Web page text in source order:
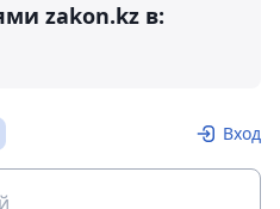
zakon.kz в:
Вход